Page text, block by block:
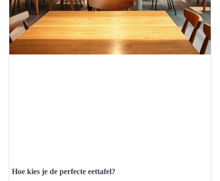
Hoe kies je de perfecte eettafel?